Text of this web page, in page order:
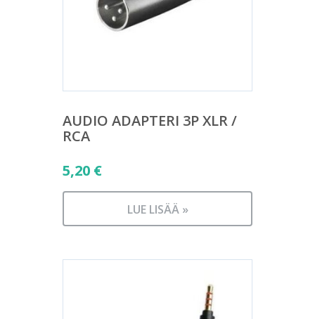
AUDIO ADAPTERI 3P XLR /
RCA
5,20 €
LUE LISÄÄ »